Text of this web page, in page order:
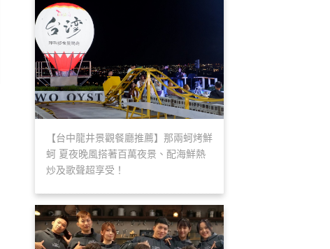
【台中龍井景觀餐廳推薦】那兩蚵烤鮮
蚵 夏夜晚風搭著百萬夜景、配海鮮熱
炒及歌聲超享受！